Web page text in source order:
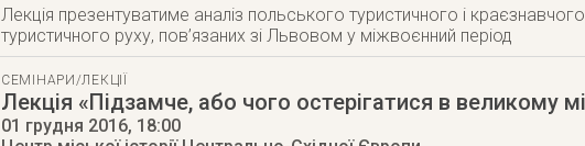
Лекція презентуватиме аналіз польського туристичного і
туристичного руху, пов’язаних зі Львовом у міжвоєнний період
СЕМІНАРИ/ЛЕКЦІЇ
Лекція «Підзамче, або чого остерігатися в великому
01 грудня 2016, 18:00